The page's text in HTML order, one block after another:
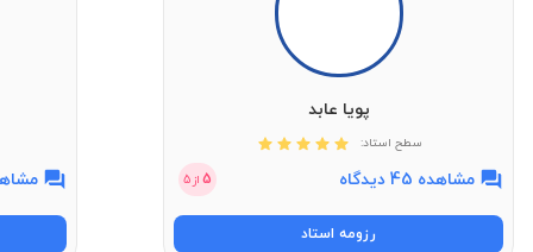
پویا عابد
سطح استاد:
مشاهده 45 دیدگاه 5 از 5
رزومه استاد
مشاهده